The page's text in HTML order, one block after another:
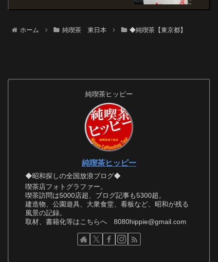
ホーム 純喫茶 東日本 ◆純喫茶【東京都】
純喫茶ヒッピー
純喫茶ヒッピー
◆昭和探しの全国放浪ブログ◆
喫茶店フォトグラファー。
喫茶訪問は5000店超、ブログ記事も5300超。
建造物、公園遊具、大衆食堂、看板など、昭和が残る
風景の記録。
取材、書籍化等はこちらへ 8080hippie@gmail.com